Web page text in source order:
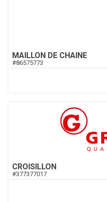
MAILLON DE CHAINE
#86575773
CROISILLON
#377377017